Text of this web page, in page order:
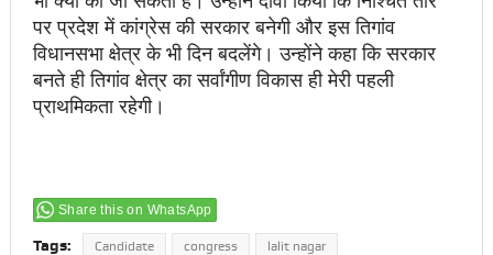
पर प्रदेश में कांग्रेस की सरकार बनेगी और इस तिगांव
विधानसभा क्षेत्र के भी दिन बदलेंगे। उन्होंने कहा कि सरकार
बनते ही तिगांव क्षेत्र का सर्वांगीण विकास ही मेरी पहली
प्राथमिकता रहेगी।
Share this on WhatsApp
Tags: Candidate congress lalit nagar